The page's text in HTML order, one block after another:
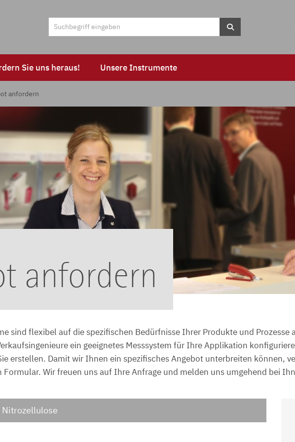
Sie uns heraus! Unsere Instrumente
anfordern
anfordern
sind flexibel auf die spezifischen Bedürfnisse Ihrer Produkte und
ein geeignetes Messsystem für Ihre Applikation
erstellen. Damit wir Ihnen ein spezifisches Angebot unterbreiten können,
Wir freuen uns auf Ihre Anfrage und melden uns umgehend bei